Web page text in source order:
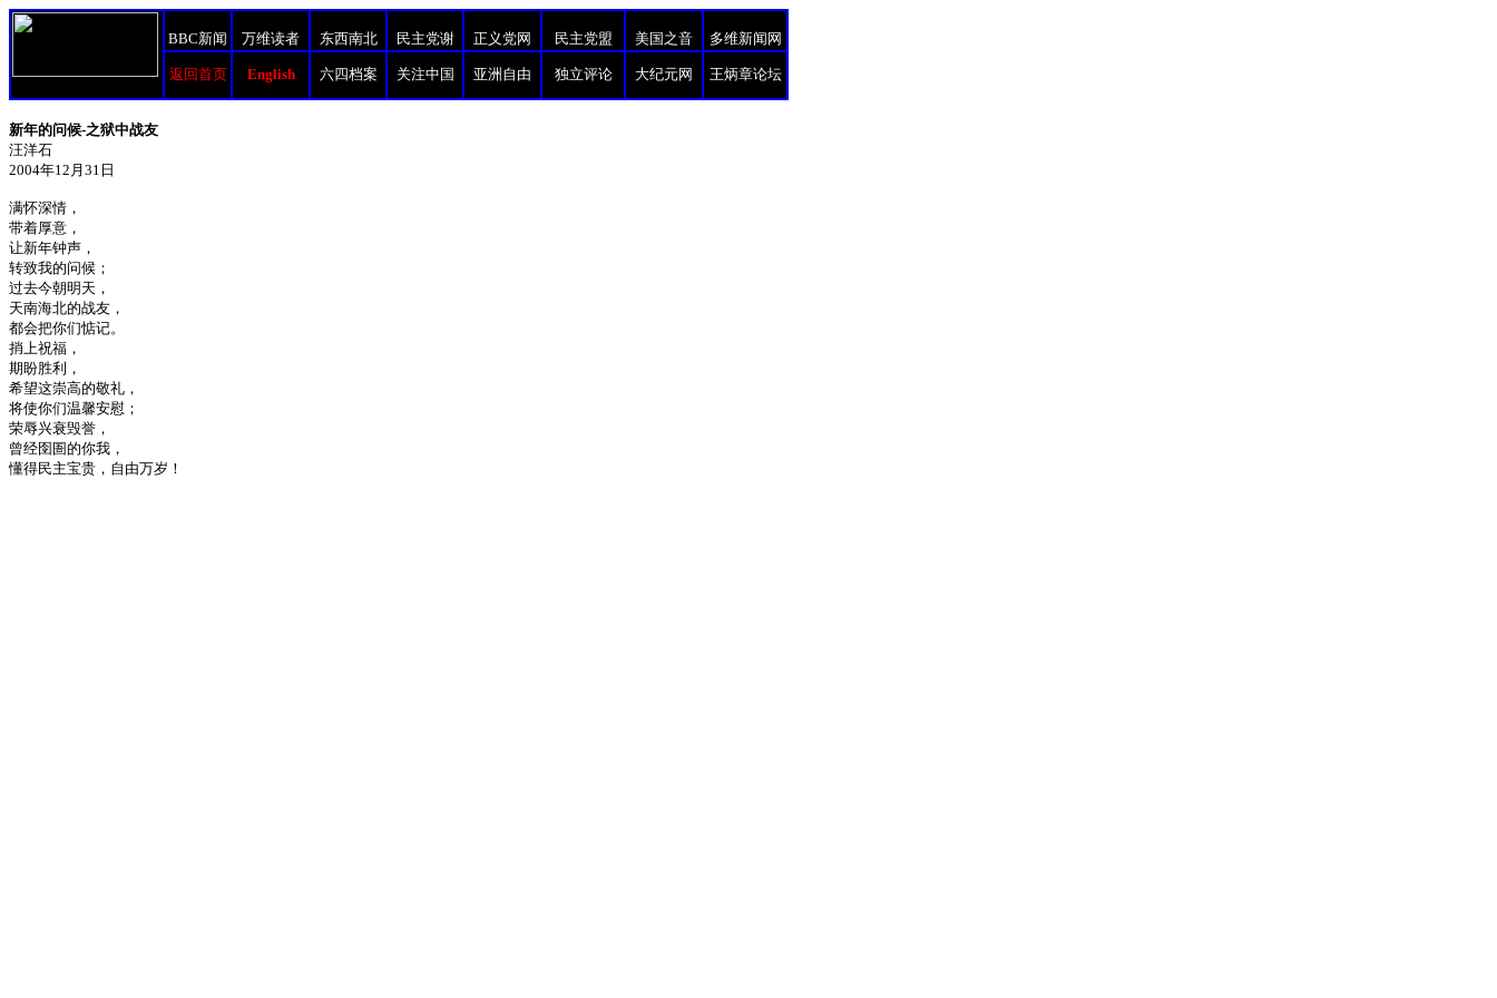
BBC新闻 万维读者 东西南北 民主党谢 正义党网 民主党盟 美国之音 多维新闻网
返回首页 English 六四档案 关注中国 亚洲自由 独立评论 大纪元网 王炳章论坛
新年的问候-之狱中战友
汪洋石
2004年12月31日
满怀深情，
带着厚意，
让新年钟声，
转致我的问候；
过去今朝明天，
天南海北的战友，
都会把你们惦记。
捎上祝福，
期盼胜利，
希望这崇高的敬礼，
将使你们温馨安慰；
荣辱兴衰毁誉，
曾经囹圄的你我，
懂得民主宝贵，自由万岁！